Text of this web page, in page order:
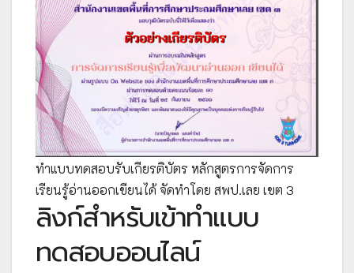
ทำแบบทดสอบรับเกียรติบัตร หลักสูตรการจัดการ
เรียนรู้อ่านออกเขียนได้ จัดทำโดย สพป.เลย เขต 3
ลิงก์สำหรับเข้าทำแบบ
ทดสอบออนไลน์